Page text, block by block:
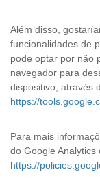
Além disso,
funcionalidades de
pode optar por não
navegador para
dispositivo, através
https://
Para mais
do Google
https://